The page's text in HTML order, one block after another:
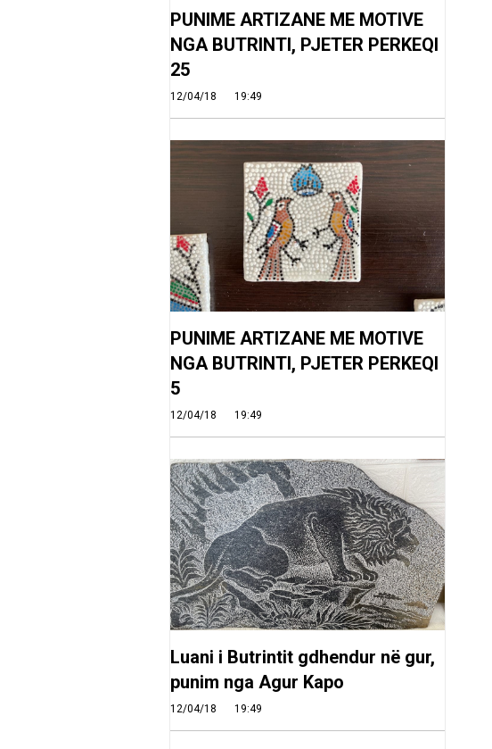
PUNIME ARTIZANE ME MOTIVE
NGA BUTRINTI, PJETER PERKEQI
25
12/04/18 19:49
PUNIME ARTIZANE ME MOTIVE
NGA BUTRINTI, PJETER PERKEQI
5
12/04/18 19:49
Luani i Butrintit gdhendur në gur,
punim nga Agur Kapo
12/04/18 19:49